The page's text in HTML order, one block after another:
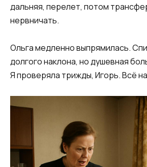
дальняя, перелет, потом
нервничать.
Ольга медленно выпрямилась.
долгого наклона, но душевная
Я проверяла трижды, Игорь. Всё